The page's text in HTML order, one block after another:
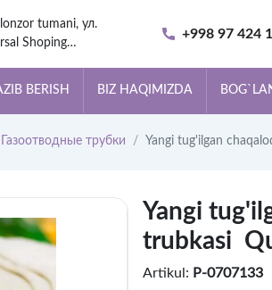
tumani, ул.
Shoping
+998 97 424
BERISH BIZ HAQIMIZDA
Газоотводные трубки Yangi tug'ilgan
Yangi
trubkasi
Artikul: P-0707133